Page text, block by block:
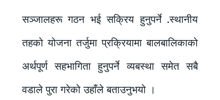
सञ्जालहरू गठन भई सक्रिय हुनुपर्ने .स्थानीय
तहको योजना तर्जुमा प्रक्रियामा बालबालिकाको
अर्थपूर्ण सहभागिता हुनुपर्ने व्यबस्था समेत सबै
वडाले पुरा गरेको उहाँले बताउनुभयो ।